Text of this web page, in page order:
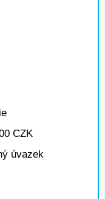
CZK
úvazek